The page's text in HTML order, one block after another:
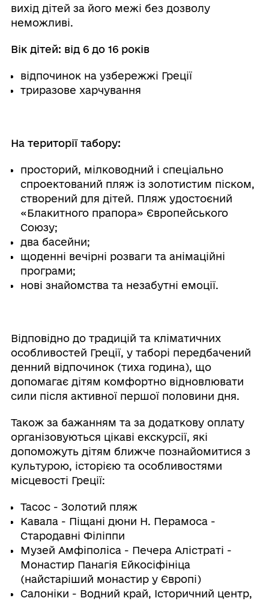
вихід дітей за його межі без дозволу
неможливі.
Вік дітей: від 6 до 16 років
відпочинок на узбережжі Греції
триразове харчування
На території табору:
просторий, мілководний і спеціально
спроектований пляж із золотистим піском,
створений для дітей. Пляж удостоєний
«Блакитного прапора» Європейського
Союзу;
два басейни;
щоденні вечірні розваги та анімаційні
програми;
нові знайомства та незабутні емоції.
Відповідно до традицій та кліматичних
особливостей Греції, у таборі передбачений
денний відпочинок (тиха година), що
допомагає дітям комфортно відновлювати
сили після активної першої половини дня.
Також за бажанням та за додаткову оплату
організовуються цікаві екскурсії, які
допоможуть дітям ближче познайомитися з
культурою, історією та особливостями
місцевості Греції:
Тасос - Золотий пляж
Кавала - Піщані дюни Н. Перамоса -
Стародавні Філіппи
Музей Амфіполіса - Печера Алістраті -
Монастир Панагія Ейкосіфініца
(найстаріший монастир у Європі)
Салоніки - Водний край, Історичний центр,